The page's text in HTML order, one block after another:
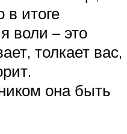
в итоге
воли – это
толкает вас,
она быть